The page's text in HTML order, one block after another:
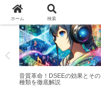
家電
音質革命！DSEEの効果とその
種類を徹底解説
ホーム 検索